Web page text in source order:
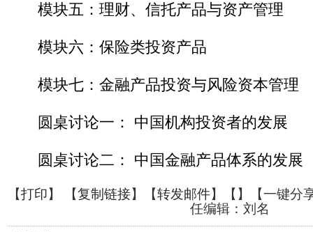
模块五：理财、信托产品与资产管理
模块六：保险类投资产品
模块七：金融产品投资与风险资本管理
圆桌讨论一： 中国机构投资者的发展
圆桌讨论二： 中国金融产品体系的发展
【打印】 【复制链接】【转发邮件】【 】
【一键分
任编辑：刘名